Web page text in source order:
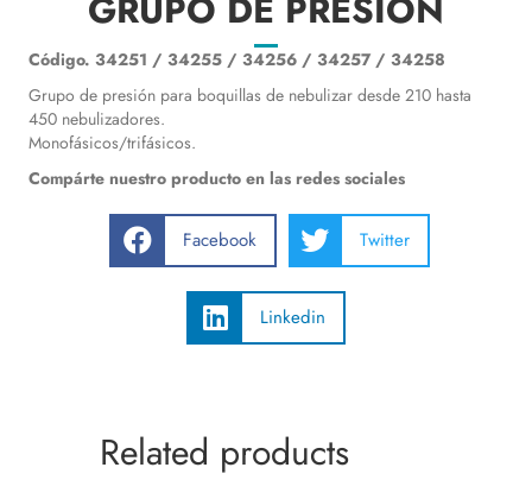
Código. 34251 / 34255 / 34256 / 34257 / 34258
Grupo de presión para boquillas de nebulizar desde 210 hasta
450 nebulizadores.
Monofásicos/trifásicos.
Compárte nuestro producto en las redes sociales
Facebook Twitter
Linkedin
Related products